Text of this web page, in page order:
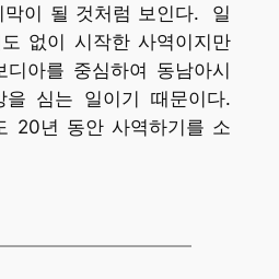
막이 될 것처럼 보인다. 일
없이 시작한 사역이지만
아를 중심하여 동남아시
을 심는 일이기 때문이다.
20년 동안 사역하기를 소